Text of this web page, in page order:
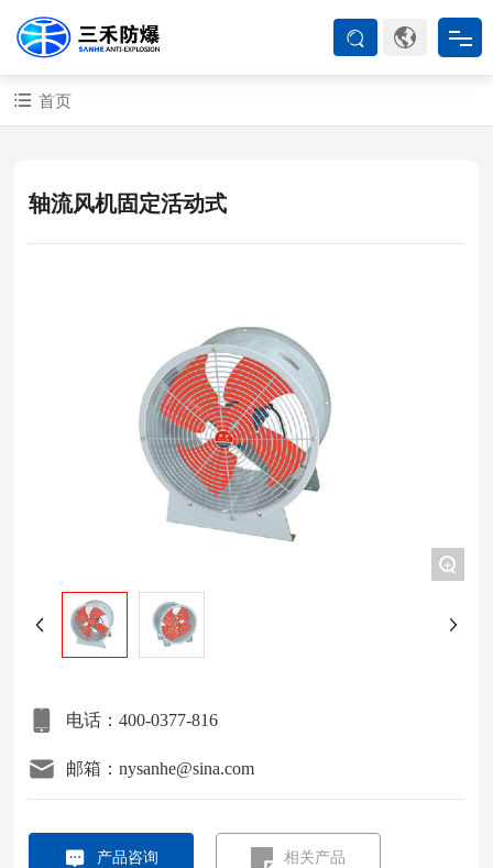
首页
ATEX系列
联系我们
首页
轴流风机固定活动式
+
电话：400-0377-816
邮箱：nysanhe@sina.com
产品咨询 相关产品